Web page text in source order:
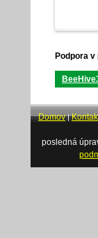
Podpora
Domov|
posledná